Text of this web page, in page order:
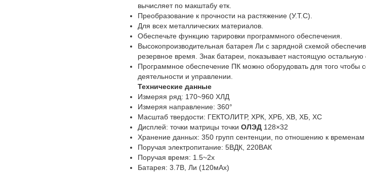
вычисляет по макштабу етк.
Преобразование к прочности на растяжение (У.Т.С).
Для всех металлических материалов.
Обеспечьте функцию тарировки программного обеспечения.
Высокопроизводительная батарея Ли с зарядной схемой
резервное время. Знак батареи, показывает настоящую остальную
Программное обеспечение ПК можно оборудовать для того чтобы
деятельности и управлении.
Технические данные
Измеряя ряд: 170~960 ХЛД
Измеряя направление: 360°
Масштаб твердости: ГЕКТОЛИТР, ХРК, ХРБ, ХВ, ХБ, ХС
Дисплей: точки матрицы точки ОЛЭД 128×32
Хранение данных: 350 групп сентенции, по отношению к временам
Поручая электропитание: 5ВДК, 220ВАК
Поручая время: 1.5~2х
Батарея: 3.7В, Ли (120мАх)